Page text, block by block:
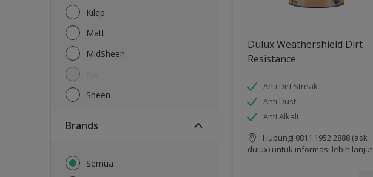
Kilap
Matt
MidSheen
Sheen
brands
Semua
Dulux Weathershield Dirt
Resistance
Anti Dirt Streak
Anti Dust
Anti Alkali
Hubungi 0811 1952 2888 (ask
dulux) untuk informasi lebih lanjut